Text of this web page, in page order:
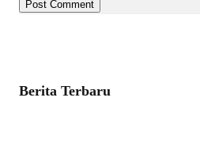
Berita Terbaru